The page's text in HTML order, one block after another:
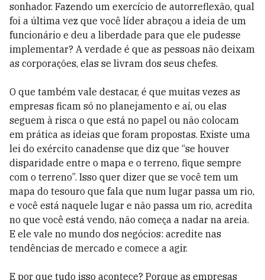
sonhador. Fazendo um exercício de autorreflexão, qual
foi a última vez que você líder abraçou a ideia de um
funcionário e deu a liberdade para que ele pudesse
implementar? A verdade é que as pessoas não deixam
as corporações, elas se livram dos seus chefes.
O que também vale destacar, é que muitas vezes as
empresas ficam só no planejamento e aí, ou elas
seguem à risca o que está no papel ou não colocam
em prática as ideias que foram propostas. Existe uma
lei do exército canadense que diz que “se houver
disparidade entre o mapa e o terreno, fique sempre
com o terreno”. Isso quer dizer que se você tem um
mapa do tesouro que fala que num lugar passa um rio,
e você está naquele lugar e não passa um rio, acredita
no que você está vendo, não começa a nadar na areia.
E ele vale no mundo dos negócios: acredite nas
tendências de mercado e comece a agir.
E por que tudo isso acontece? Porque as empresas